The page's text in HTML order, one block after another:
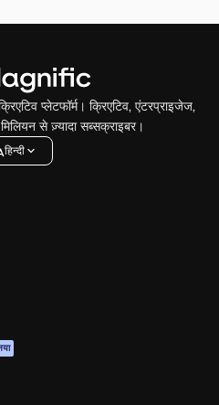
प्लेटफॉर्म। क्रिएटिव, एंटरप्राइजेज,
से ज़्यादा सब्सक्राइबर।
हिन्दी